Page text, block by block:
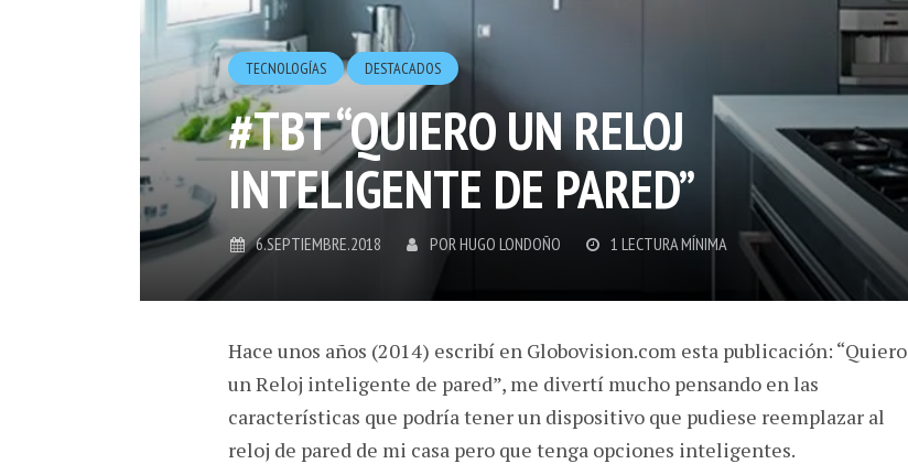
TECNOLOGÍ­AS DESTACADOS
#TBT “QUIERO UN RELOJ
INTELIGENTE DE PARED”
6.SEPTIEMBRE.2018 POR HUGO LONDOÑO 1 LECTURA MÍNIMA
Hace unos años (2014) escribí en Globovision.com esta publicación: “Quiero
un Reloj inteligente de pared”, me divertí mucho pensando en las
características que podría tener un dispositivo que pudiese reemplazar al
reloj de pared de mi casa pero que tenga opciones inteligentes.